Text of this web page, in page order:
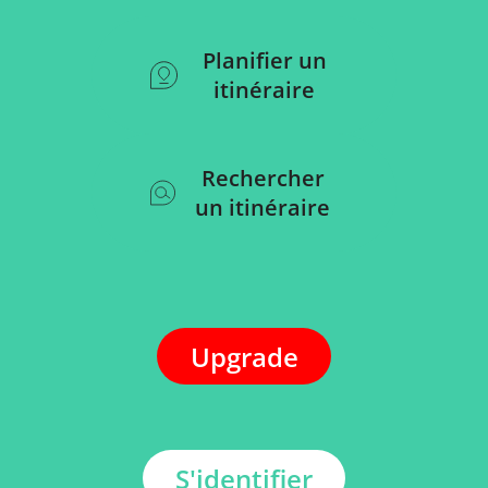
Planifier un
itinéraire
Rechercher
un itinéraire
Upgrade
S'identifier